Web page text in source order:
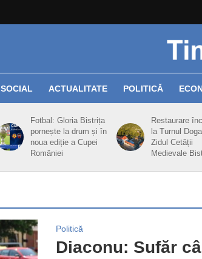
SOCIAL ACTUALITATE POLITICĂ
Fotbal: Gloria Bistrița
pornește la drum și în
noua ediție a Cupei
României
Restaurare
la Turnul
Zidul Cetății
Medievale
Politică
Diaconu: Sufăr